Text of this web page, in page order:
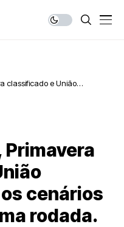
classificado e União
Primavera
cenários
rodada.